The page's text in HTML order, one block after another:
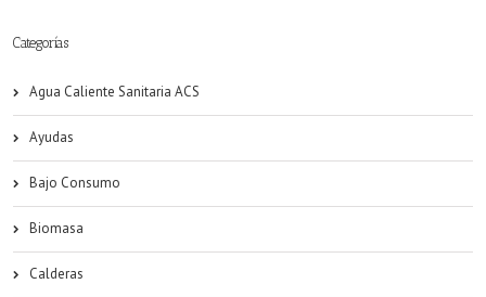
Categorías
Agua Caliente Sanitaria ACS
Ayudas
Bajo Consumo
Biomasa
Calderas